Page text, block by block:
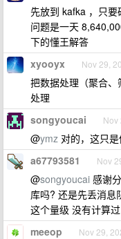
先放到 kafka ，只
问题是一天
下的懂王解答
xyooyx Nov 29,
把数据处理（聚合
处理
songyoucai Nov
@ymz 对的，这只是
a67793581 Nov
@songyoucai 感谢
库吗? 还是先丢消息
这个量级 没有计算过
meeop Nov 29,